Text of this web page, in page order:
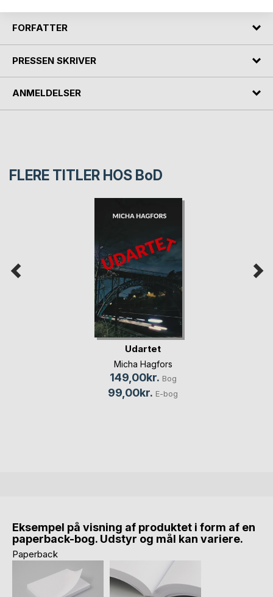
FORFATTER
PRESSEN SKRIVER
ANMELDELSER
FLERE TITLER HOS BoD
Udartet
Micha Hagfors
149,00kr. Bog
99,00kr. E-bog
Eksempel på visning af produktet i form af en
paperback-bog. Udstyr og mål kan variere.
Paperback